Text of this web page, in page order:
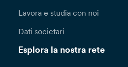
Lavora e studia con noi
Dati societari
Esplora la nostra rete